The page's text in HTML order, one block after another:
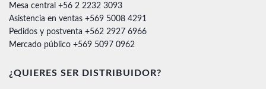
Mesa central +56 2 2232 3093
Asistencia en ventas +569 5008 4291
Pedidos y postventa +562 2927 6966
Mercado público +569 5097 0962
¿QUIERES SER DISTRIBUIDOR?